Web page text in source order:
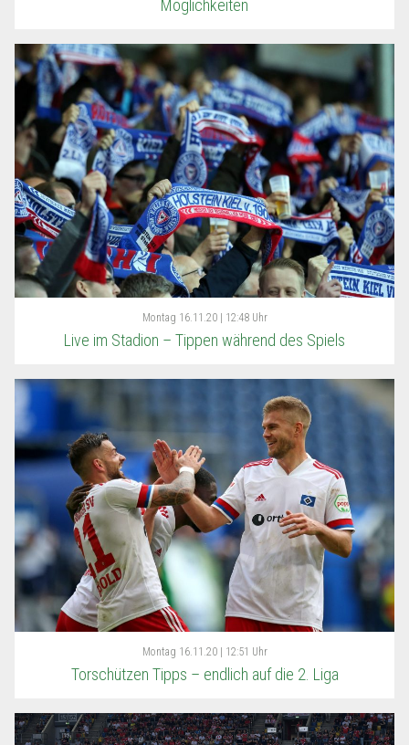
Möglichkeiten
Montag 16.11.20 | 12:48 Uhr
Live im Stadion – Tippen während des Spiels
Montag 16.11.20 | 12:51 Uhr
Torschützen Tipps – endlich auf die 2. Liga